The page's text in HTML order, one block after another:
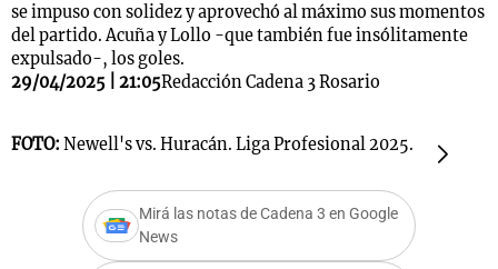
se impuso con solidez y aprovechó al máximo sus momentos
del partido. Acuña y Lollo -que también fue insólitamente
expulsado-, los goles.
29/04/2025 | 21:05Redacción Cadena 3 Rosario
FOTO: Newell's vs. Huracán. Liga Profesional 2025.
Mirá las notas de Cadena 3 en Google
News